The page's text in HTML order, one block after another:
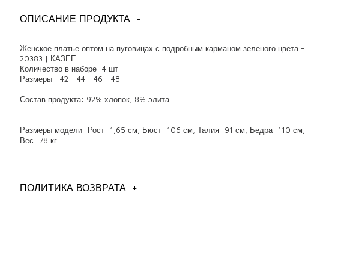
ОПИСАНИЕ ПРОДУКТА -
Женское платье оптом на пуговицах с подробным карманом зеленого цвета -
20383 | КАЗЕЕ
Количество в наборе: 4 шт.
Размеры : 42 - 44 - 46 - 48
Состав продукта: 92% хлопок, 8% элита.
Размеры модели: Рост: 1,65 см, Бюст: 106 см, Талия: 91 см, Бедра: 110 см,
Вес: 78 кг.
ПОЛИТИКА ВОЗВРАТА +